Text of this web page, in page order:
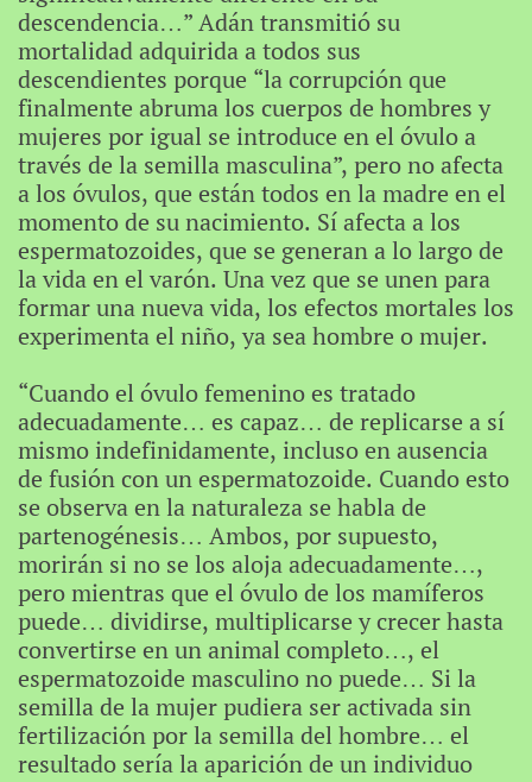
descendencia…” Adán transmitió su
mortalidad adquirida a todos sus
descendientes porque “la corrupción que
finalmente abruma los cuerpos de hombres y
mujeres por igual se introduce en el óvulo a
través de la semilla masculina”, pero no afecta
a los óvulos, que están todos en la madre en el
momento de su nacimiento. Sí afecta a los
espermatozoides, que se generan a lo largo de
la vida en el varón. Una vez que se unen para
formar una nueva vida, los efectos mortales los
experimenta el niño, ya sea hombre o mujer.
“Cuando el óvulo femenino es tratado
adecuadamente… es capaz… de replicarse a sí
mismo indefinidamente, incluso en ausencia
de fusión con un espermatozoide. Cuando esto
se observa en la naturaleza se habla de
partenogénesis… Ambos, por supuesto,
morirán si no se los aloja adecuadamente…,
pero mientras que el óvulo de los mamíferos
puede… dividirse, multiplicarse y crecer hasta
convertirse en un animal completo…, el
espermatozoide masculino no puede… Si la
semilla de la mujer pudiera ser activada sin
fertilización por la semilla del hombre… el
resultado sería la aparición de un individuo